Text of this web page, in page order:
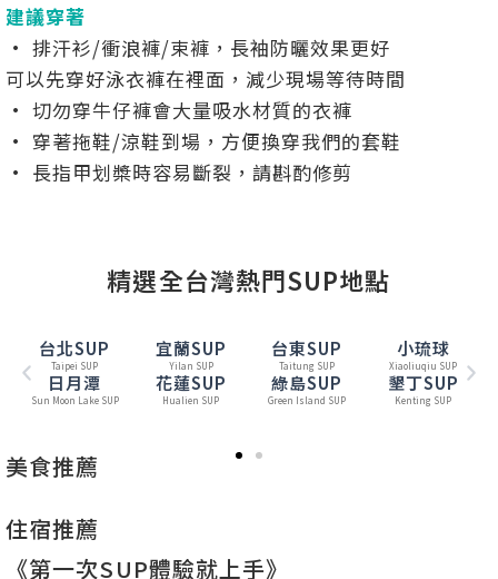
建議穿著
• 排汗衫/衝浪褲/束褲，長袖防曬效果更好
可以先穿好泳衣褲在裡面，減少現場等待時間
• 切勿穿牛仔褲會大量吸水材質的衣褲
• 穿著拖鞋/涼鞋到場，方便換穿我們的套鞋
• 長指甲划槳時容易斷裂，請斟酌修剪
精選全台灣熱門SUP地點
台北SUP
Taipei SUP
宜蘭SUP
Yilan SUP
台東SUP
Taitung SUP
小琉球
Xiaoliuqiu SUP
日月潭
Sun Moon Lake SUP
花蓮SUP
Hualien SUP
綠島SUP
Green Island SUP
墾丁SUP
Kenting SUP
美食推薦
住宿推薦
《第一次SUP體驗就上手》